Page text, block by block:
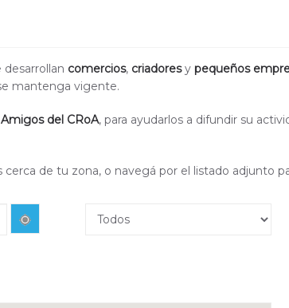
comercios, criadoresy pequeños
mantenga vigente.
del CRoA, para ayudarlos a difundir su
de tu zona, o navegá por el listado adjunto